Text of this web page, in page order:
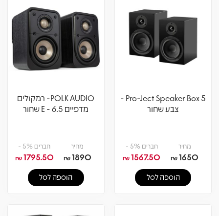
Pro-Ject Speaker Box 5 -
צבע שחור
מחיר
1650
₪
חברים 5% -
1567.50
₪
הוספה לסל
POLK AUDIO- רמקולים
מדפיים 6.5 - E שחור
מחיר
1890
₪
חברים 5% -
1795.50
₪
הוספה לסל